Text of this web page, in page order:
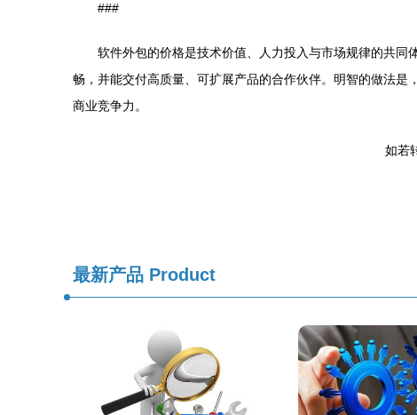
###
软件外包的价格是技术价值、人力投入与市场规律的共同
畅，并能交付高质量、可扩展产品的合作伙伴。明智的做法
商业竞争力。
如若
最新产品 Product